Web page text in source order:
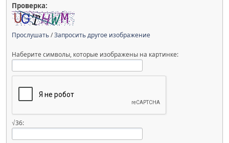
Проверка:
Прослушать/Запросить другое изображение
Наберите символы, которые изображены на картинке:
√36: